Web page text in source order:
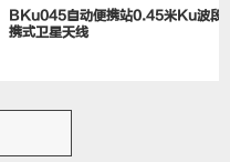
BKu045自动便携站0.45米Ku波段便
携式卫星天线